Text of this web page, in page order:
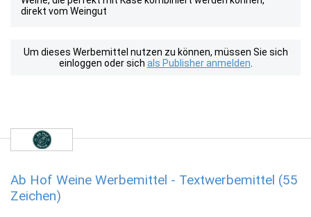
direkt vom Weingut
Um dieses Werbemittel nutzen zu können, müssen Sie sich
einloggen oder sich als Publisher anmelden
Ab Hof Weine Werbemittel - Textwerbemittel (55
Zeichen)